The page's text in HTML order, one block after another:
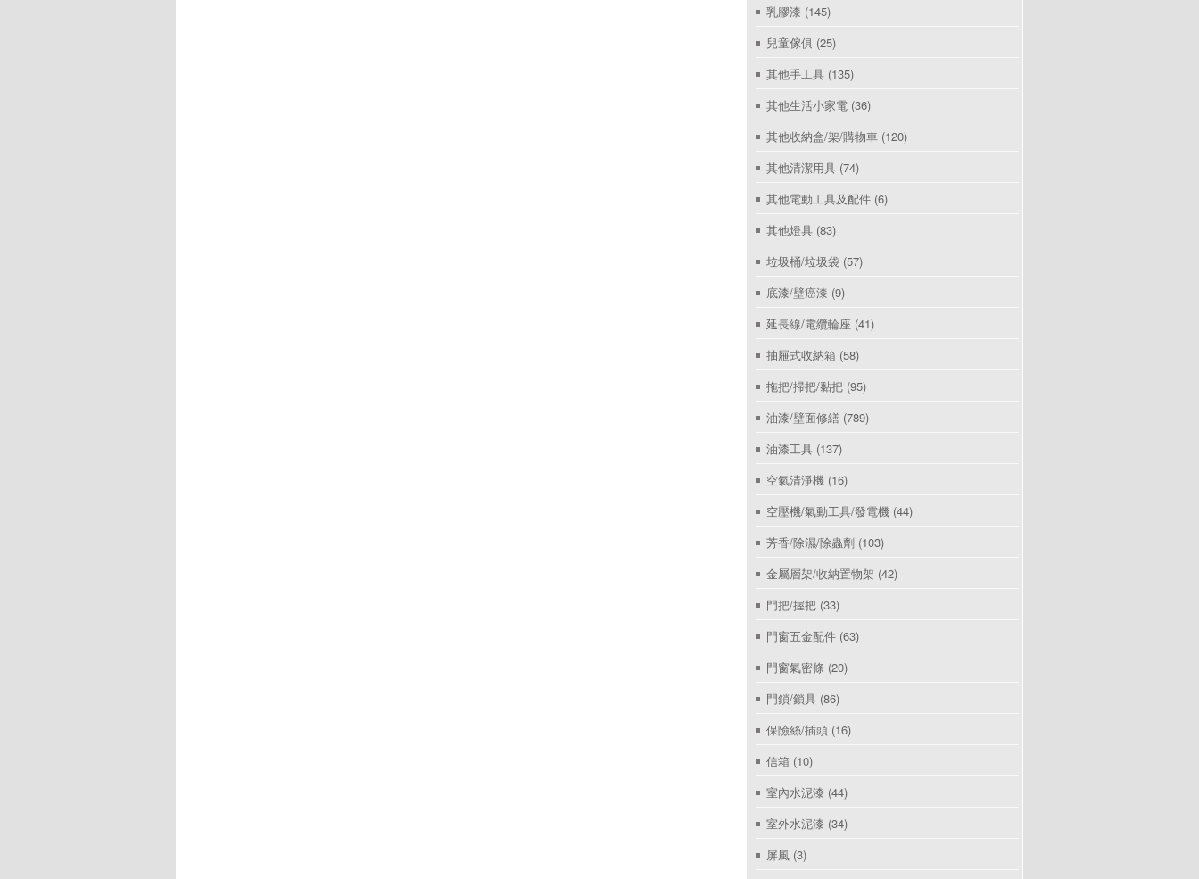
乳膠漆 (145)
兒童傢俱 (25)
其他手工具 (135)
其他生活小家電 (36)
其他收納盒/架/購物車 (120)
其他清潔用具 (74)
其他電動工具及配件 (6)
其他燈具 (83)
垃圾桶/垃圾袋 (57)
底漆/壁癌漆 (9)
延長線/電纜輪座 (41)
抽屜式收納箱 (58)
拖把/掃把/黏把 (95)
油漆/壁面修繕 (789)
油漆工具 (137)
空氣清淨機 (16)
空壓機/氣動工具/發電機 (44)
芳香/除濕/除蟲劑 (103)
金屬層架/收納置物架 (42)
門把/握把 (33)
門窗五金配件 (63)
門窗氣密條 (20)
門鎖/鎖具 (86)
保險絲/插頭 (16)
信箱 (10)
室內水泥漆 (44)
室外水泥漆 (34)
屏風 (3)